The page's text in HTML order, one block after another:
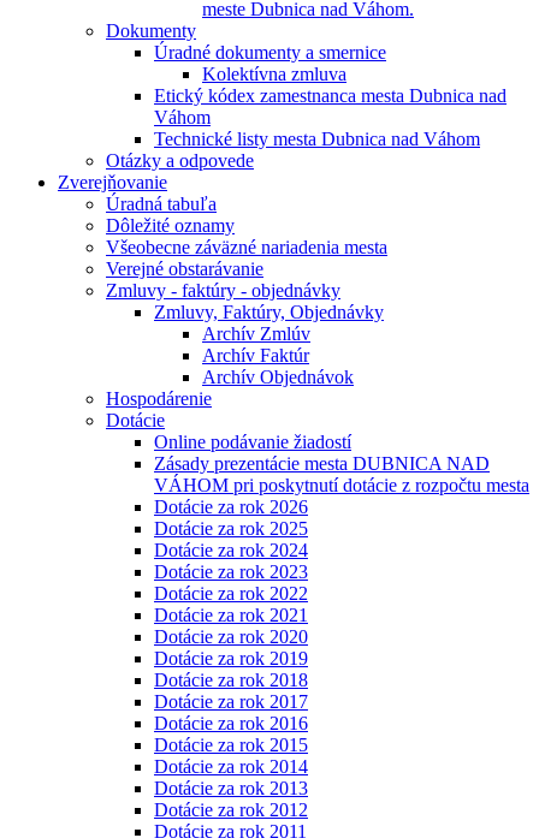
meste Dubnica nad Váhom.
Dokumenty
Úradné dokumenty a smernice
Kolektívna zmluva
Etický kódex zamestnanca mesta Dubnica nad
Váhom
Technické listy mesta Dubnica nad Váhom
Otázky a odpovede
Zverejňovanie
Úradná tabuľa
Dôležité oznamy
Všeobecne záväzné nariadenia mesta
Verejné obstarávanie
Zmluvy - faktúry - objednávky
Zmluvy, Faktúry, Objednávky
Archív Zmlúv
Archív Faktúr
Archív Objednávok
Hospodárenie
Dotácie
Online podávanie žiadostí
Zásady prezentácie mesta DUBNICA NAD
VÁHOM pri poskytnutí dotácie z rozpočtu mesta
Dotácie za rok 2026
Dotácie za rok 2025
Dotácie za rok 2024
Dotácie za rok 2023
Dotácie za rok 2022
Dotácie za rok 2021
Dotácie za rok 2020
Dotácie za rok 2019
Dotácie za rok 2018
Dotácie za rok 2017
Dotácie za rok 2016
Dotácie za rok 2015
Dotácie za rok 2014
Dotácie za rok 2013
Dotácie za rok 2012
Dotácie za rok 2011